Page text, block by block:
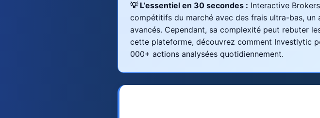
💡 L’essentiel en 30 secondes : Interactive
compétitifs du marché avec des frais ultra-bas,
avancés. Cependant, sa complexité peut rebuter
cette plateforme, découvrez comment Investlytic
000+ actions analysées quotidiennement.